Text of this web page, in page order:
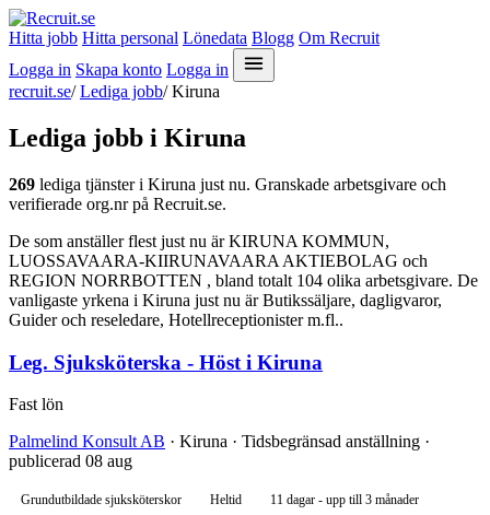
Hitta jobb Hitta personal Lönedata Blogg Om Recruit
Logga in Skapa konto Logga in
recruit.se/ Lediga jobb/ Kiruna
Lediga jobb i Kiruna
269 lediga tjänster i Kiruna just nu. Granskade arbetsgivare och
verifierade org.nr på Recruit.se.
De som anställer flest just nu är KIRUNA KOMMUN,
LUOSSAVAARA-KIIRUNAVAARA AKTIEBOLAG och
REGION NORRBOTTEN , bland totalt 104 olika arbetsgivare. De
vanligaste yrkena i Kiruna just nu är Butikssäljare, dagligvaror,
Guider och reseledare, Hotellreceptionister m.fl..
Leg. Sjuksköterska - Höst i Kiruna
Fast lön
Palmelind Konsult AB · Kiruna · Tidsbegränsad anställning ·
publicerad 08 aug
Grundutbildade sjuksköterskor Heltid 11 dagar - upp till 3 månader